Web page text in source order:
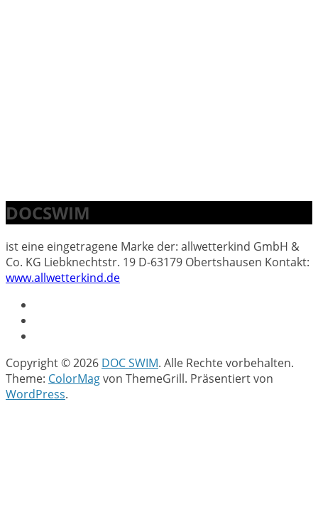
DOCSWIM
ist eine eingetragene Marke der: allwetterkind GmbH &
Co. KG Liebknechtstr. 19 D-63179 Obertshausen Kontakt:
www.allwetterkind.de
Copyright © 2026 DOC SWIM. Alle Rechte vorbehalten.
Theme: ColorMagvon ThemeGrill. Präsentiert von
WordPress.